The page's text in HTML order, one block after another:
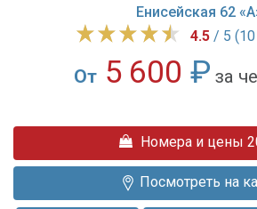
Енисейская 62
4.5 / 5
От 5 600 ₽ за
бальнеологический
центр
Плаза»
Номера и цены
Посмотреть на